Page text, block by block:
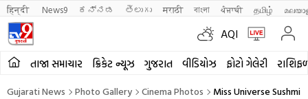
हिन्दी News9 ಕನ್ನಡ తెలుగు मराठी বাংলা ਪੰਜਾਬੀ தமிழ்
AQI
તાજા સમાચાર ક્રિકેટ ન્યૂઝ ગુજરાત વીડિયોઝ ફોટો ગેલેરી
Gujarati News Photo Gallery Cinema Photos Miss Universe